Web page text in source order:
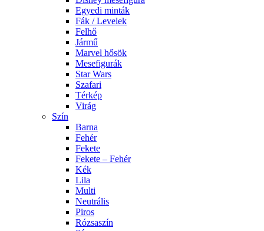
Egyedi minták
Fák / Levelek
Felhő
Jármű
Marvel hősök
Mesefigurák
Star Wars
Szafari
Térkép
Virág
Szín
Barna
Fehér
Fekete
Fekete – Fehér
Kék
Lila
Multi
Neutrális
Piros
Rózsaszín